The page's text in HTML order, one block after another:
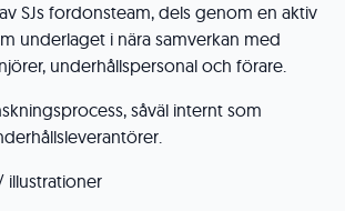
SJs fordonsteam, dels genom en aktiv
underlaget i nära samverkan med
underhållspersonal och förare.
såväl internt som
illustrationer